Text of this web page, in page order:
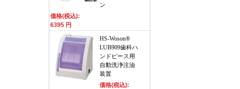
ン
価格(税込):
6395 円
HS-Woson®
LUB909歯科ハ
ンドピース用
自動洗浄注油
装置
価格(税込):